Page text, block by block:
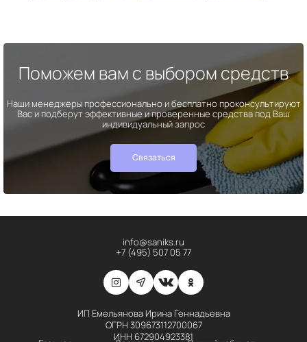
Поможем вам с выбором средств
Наши менеджеры профессионально и бесплатно проконсультируют
Вас и подберут эффективные и проверенные средства под Ваш
индивидуальный запрос
Связаться
info@saniks.ru
+7 (495) 507 05 77
ИП Емельянова Ирина Геннадьевна
ОГРН 309673112700067
ИНН 672904923381